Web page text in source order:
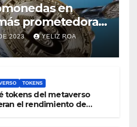
en
prometedoras,
inferior a 1 euro
2023 YELIZ ROA
TOKENS
tokens del metaverso
el rendimiento de